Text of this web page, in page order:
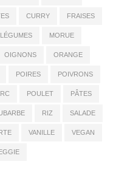
CURRY FRAISES
LÉGUMES MORUE
OIGNONS ORANGE
POIRES POIVRONS
POULET PÂTES
RIZ SALADE
VANILLE VEGAN